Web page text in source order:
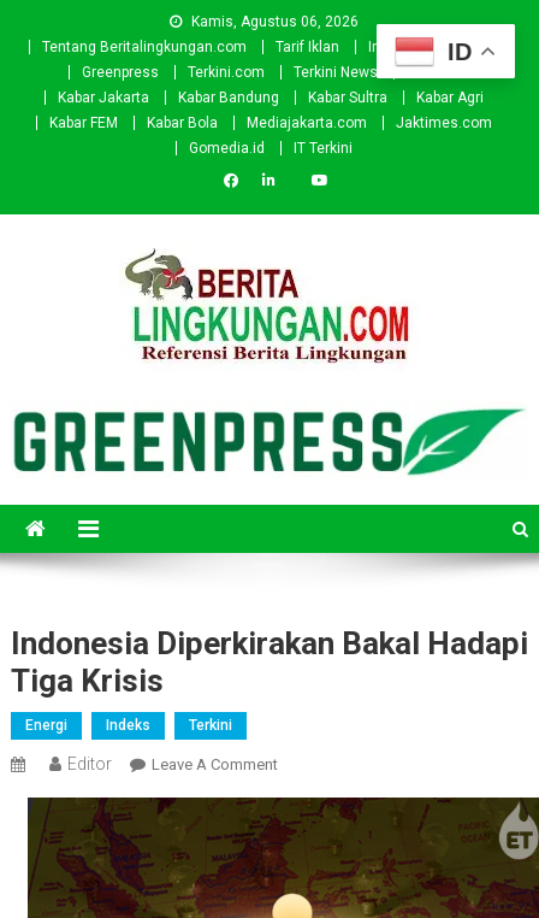
Kamis, Agustus 06, 2026
Tentang Beritalingkungan.com
Tarif Iklan Investor
Donasi
Greenpress
Terkini.com Terkini News
Kabar.id
Kabar Jakarta
Kabar Bandung Kabar Sultra
Kabar Agri
Kabar FEM
Kabar Bola Mediajakarta.com
Jaktimes.com
Gomedia.id
IT Terkini
Indonesia Diperkirakan Bakal Hadapi
Tiga Krisis
Energi Indeks Terkini
Editor Leave A CommentOn
Diperkirakan
Bakal
Hadapi
Tiga
ID